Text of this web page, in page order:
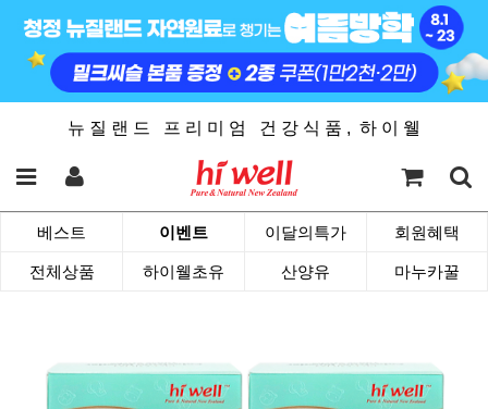
뉴 질 랜 드 프 리 미 엄 건 강 식 품 , 하 이 웰
베스트 이벤트 이달의특가 회원혜택
전체상품 하이웰초유 산양유 마누카꿀